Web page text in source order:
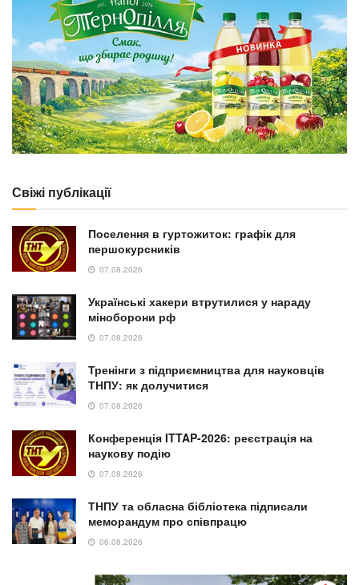
Свіжі публікації
Поселення в гуртожиток: графік для
першокурсників
07.08.2026
Українські хакери втрутилися у нараду
міноборони рф
07.08.2026
Тренінги з підприємництва для науковців
ТНПУ: як долучитися
07.08.2026
Конференція ITTAP-2026: реєстрація на
наукову подію
07.08.2026
ТНПУ та обласна бібліотека підписали
меморандум про співпрацю
06.08.2026